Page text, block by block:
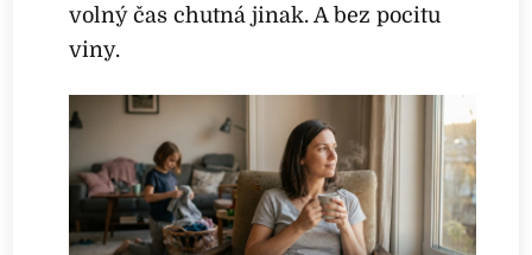
volný čas chutná jinak. A bez pocitu
viny.